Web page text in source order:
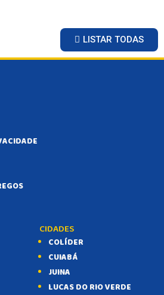
LISTAR TODAS
CIDADES
COLÍDER
CUIABÁ
JUINA
LUCAS DO RIO VERDE